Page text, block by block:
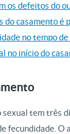
os defeitos do
do casamento é
no tempo
no início do
sexual tem três
fecundidade. O